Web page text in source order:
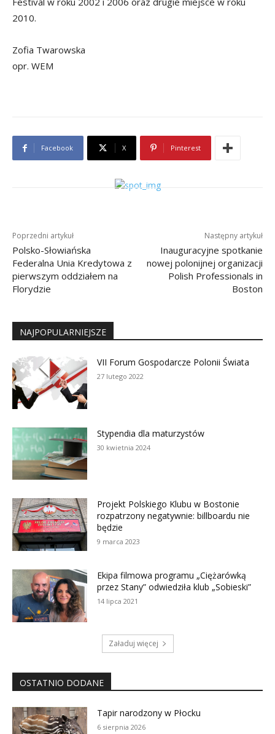
2010.
Zofia Twarowska
opr. WEM
Facebook X Pinterest
Poprzedni artykuł
Polsko-Słowiańska
Federalna Unia Kredytowa z
pierwszym oddziałem na
Florydzie
Następny artykuł
Inauguracyjne spotkanie
nowej polonijnej organizacji
Polish Professionals in
Boston
NAJPOPULARNIEJSZE
VII Forum Gospodarcze Polonii Świata
27 lutego 2022
Stypendia dla maturzystów
30 kwietnia 2024
Projekt Polskiego Klubu w Bostonie
rozpatrzony negatywnie: billboardu nie
będzie
9 marca 2023
Ekipa filmowa programu „Ciężarówką
przez Stany” odwiedziła klub „Sobieski”
14 lipca 2021
Załaduj więcej
OSTATNIO DODANE
Tapir narodzony w Płocku
6 sierpnia 2026